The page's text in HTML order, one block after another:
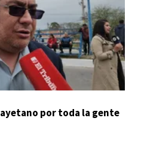
por toda la gente